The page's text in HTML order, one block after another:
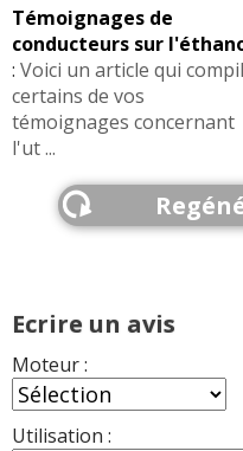
Témoignages de
conducteurs sur
: Voici un article qui
certains de vos
témoignages concernant
l'ut ...
Ecrire un avis
Moteur :
Utilisation :